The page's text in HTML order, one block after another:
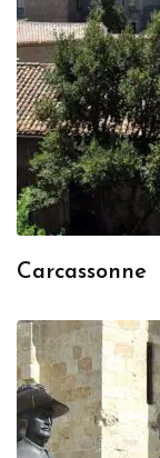
Carcassonne